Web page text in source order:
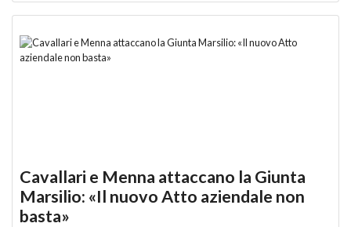
Cavallari e Menna attaccano la Giunta
Marsilio: «Il nuovo Atto aziendale non
basta»